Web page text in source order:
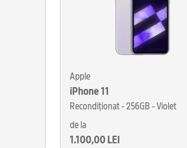
Apple
iPhone 11
Recondiționat - 256GB - Violet
de la
1.100,00 LEI